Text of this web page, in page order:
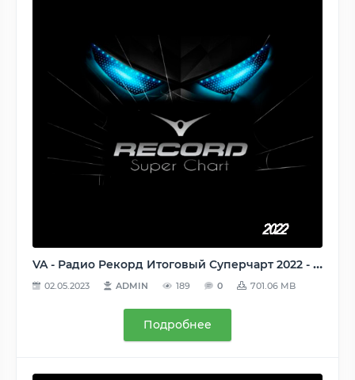
VA - Радио Рекорд Итоговый Суперчарт 2022 - 100 лучших треков [Record Super Chart] (2023) MP3
02.05.2023 ADMIN 189 0 701.06 MB
Подробнее